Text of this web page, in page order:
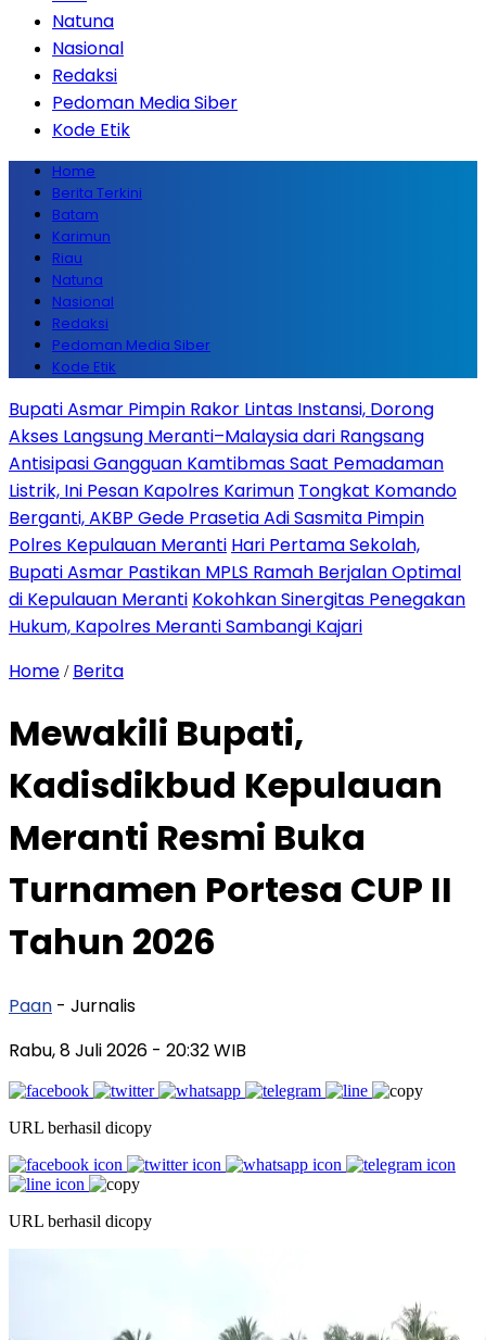
Natuna
Nasional
Redaksi
Pedoman Media Siber
Kode Etik
Home
Berita Terkini
Batam
Karimun
Riau
Natuna
Nasional
Redaksi
Pedoman Media Siber
Kode Etik
Bupati Asmar Pimpin Rakor Lintas Instansi, Dorong
Akses Langsung Meranti–Malaysia dari Rangsang
Antisipasi Gangguan Kamtibmas Saat Pemadaman
Listrik, Ini Pesan Kapolres Karimun Tongkat Komando
Berganti, AKBP Gede Prasetia Adi Sasmita Pimpin
Polres Kepulauan Meranti Hari Pertama Sekolah,
Bupati Asmar Pastikan MPLS Ramah Berjalan Optimal
di Kepulauan Meranti Kokohkan Sinergitas Penegakan
Hukum, Kapolres Meranti Sambangi Kajari
Home / Berita
Mewakili Bupati,
Kadisdikbud Kepulauan
Meranti Resmi Buka
Turnamen Portesa CUP II
Tahun 2026
Paan - Jurnalis
Rabu, 8 Juli 2026 - 20:32 WIB
URL berhasil dicopy
URL berhasil dicopy